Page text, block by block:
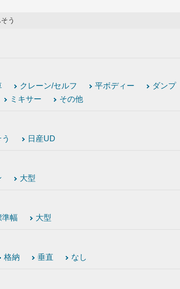
う
クレーン/セルフ 平ボディー ダンプ
ミキサー その他
日産UD
大型
準幅 大型
格納 垂直 なし